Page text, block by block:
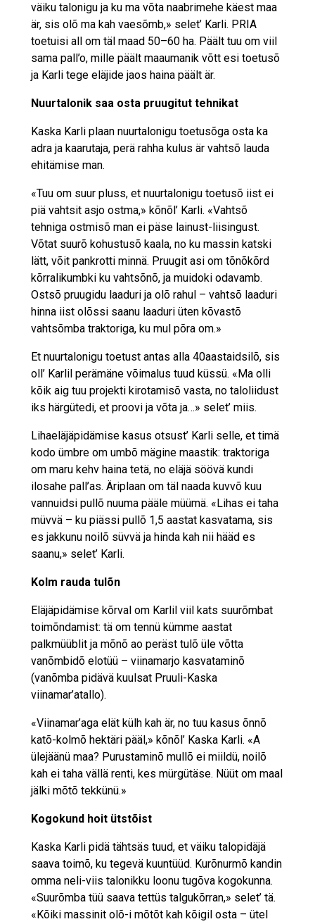
väiku talonigu ja ku ma võta naabrimehe käest maa
är, sis olõ ma kah vaesõmb,» selet’ Karli. PRIA
toetuisi all om täl maad 50–60 ha. Päält tuu om viil
sama pall’o, mille päält maaumanik võtt esi toetusõ
ja Karli tege eläjide jaos haina päält är.
Nuurtalonik saa osta pruugitut tehnikat
Kaska Karli plaan nuurtalonigu toetusõga osta ka
adra ja kaarutaja, perä rahha kulus är vahtsõ lauda
ehitämise man.
«Tuu om suur pluss, et nuurtalonigu toetusõ iist ei
piä vahtsit asjo ostma,» kõnõl’ Karli. «Vahtsõ
tehniga ostmisõ man ei päse lainust-liisingust.
Võtat suurõ kohustusõ kaala, no ku massin katski
lätt, võit pankrotti minnä. Pruugit asi om tõnõkõrd
kõrralikumbki ku vahtsõnõ, ja muidoki odavamb.
Ostsõ pruugidu laaduri ja olõ rahul – vahtsõ laaduri
hinna iist olõssi saanu laaduri üten kõvastõ
vahtsõmba traktoriga, ku mul põra om.»
Et nuurtalonigu toetust antas alla 40aastaidsilõ, sis
oll’ Karlil perämäne võimalus tuud küssü. «Ma olli
kõik aig tuu projekti kirotamisõ vasta, no taloliidust
iks härgütedi, et proovi ja võta ja…» selet’ miis.
Lihaeläjäpidämise kasus otsust’ Karli selle, et timä
kodo ümbre om umbõ mägine maastik: traktoriga
om maru kehv haina tetä, no eläjä söövä kundi
ilosahe pall’as. Äriplaan om täl naada kuvvõ kuu
vannuidsi pullõ nuuma pääle müümä. «Lihas ei taha
müvvä – ku piässi pullõ 1,5 aastat kasvatama, sis
es jakkunu noilõ süvvä ja hinda kah nii hääd es
saanu,» selet’ Karli.
Kolm rauda tulõn
Eläjäpidämise kõrval om Karlil viil kats suurõmbat
toimõndamist: tä om tennü kümme aastat
palkmüüblit ja mõnõ ao peräst tulõ üle võtta
vanõmbidõ elotüü – viinamarjo kasvataminõ
(vanõmba pidävä kuulsat Pruuli-Kaska
viinamar’atallo).
«Viinamar’aga elät külh kah är, no tuu kasus õnnõ
katõ-kolmõ hektäri pääl,» kõnõl’ Kaska Karli. «A
ülejäänü maa? Purustaminõ mullõ ei miildü, noilõ
kah ei taha vällä renti, kes mürgütäse. Nüüt om maal
jälki mõtõ tekkünü.»
Kogokund hoit ütstõist
Kaska Karli pidä tähtsäs tuud, et väiku talopidäjä
saava toimõ, ku tegevä kuuntüüd. Kurõnurmõ kandin
omma neli-viis talonikku loonu tugõva kogokunna.
«Suurõmba tüü saava tettüs talgukõrran,» selet’ tä.
«Kõiki massinit olõ-i mõtõt kah kõigil osta – ütel